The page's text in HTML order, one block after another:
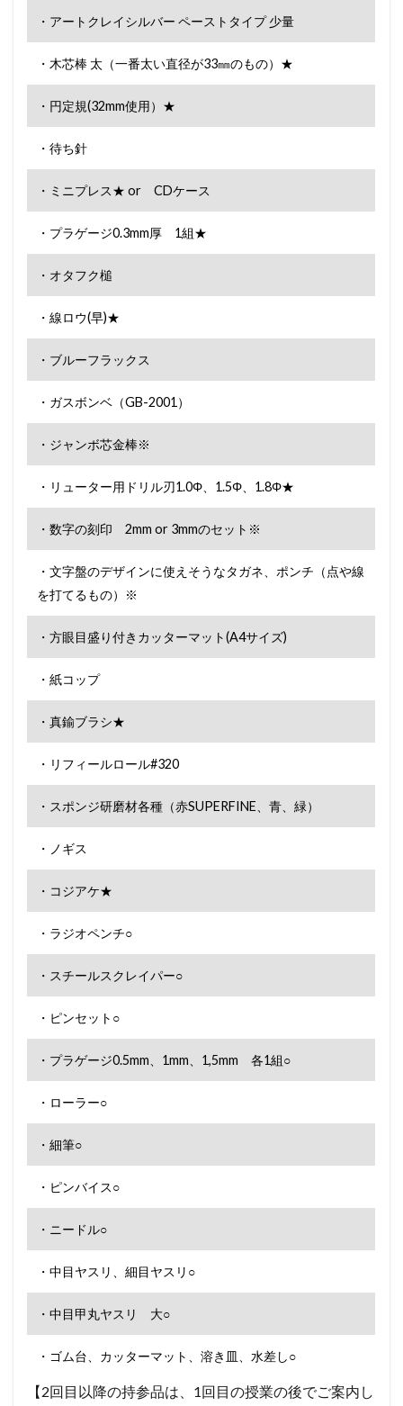
・アートクレイシルバー ペーストタイプ 少量
・木芯棒 太（一番太い直径が33㎜のもの）★
・円定規(32mm使用）★
・待ち針
・ミニプレス★ or CDケース
・プラゲージ0.3mm厚 1組★
・オタフク槌
・線ロウ(早)★
・ブルーフラックス
・ガスボンベ（GB-2001）
・ジャンボ芯金棒※
・リューター用ドリル刃1.0Φ、1.5Φ、1.8Φ★
・数字の刻印 2mm or 3mmのセット※
・文字盤のデザインに使えそうなタガネ、ポンチ（点や線
を打てるもの）※
・方眼目盛り付きカッターマット(A4サイズ)
・紙コップ
・真鍮ブラシ★
・リフィールロール#320
・スポンジ研磨材各種（赤SUPERFINE、青、緑）
・ノギス
・コジアケ★
・ラジオペンチ○
・スチールスクレイパー○
・ピンセット○
・プラゲージ0.5mm、1mm、1,5mm 各1組○
・ローラー○
・細筆○
・ピンバイス○
・ニードル○
・中目ヤスリ、細目ヤスリ○
・中目甲丸ヤスリ 大○
・ゴム台、カッターマット、溶き皿、水差し○
【2回目以降の持参品は、1回目の授業の後でご案内し